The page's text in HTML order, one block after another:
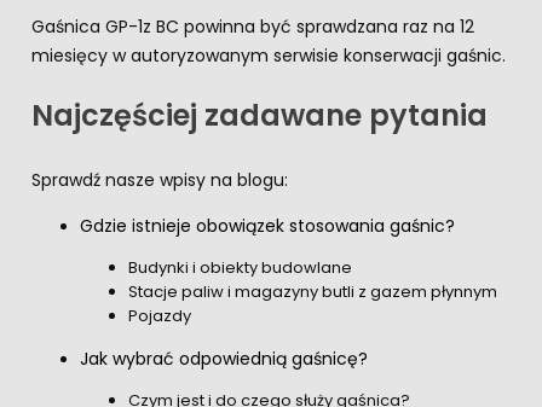
Gaśnica GP-1z BC powinna być sprawdzana raz na 12
miesięcy w autoryzowanym serwisie konserwacji gaśnic.
Najczęściej zadawane pytania
Sprawdź nasze wpisy na blogu:
Gdzie istnieje obowiązek stosowania gaśnic?
Budynki i obiekty budowlane
Stacje paliw i magazyny butli z gazem płynnym
Pojazdy
Jak wybrać odpowiednią gaśnicę?
Czym jest i do czego służy gaśnica?